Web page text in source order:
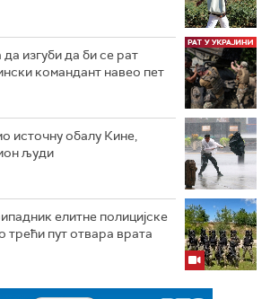
изгуби да би се рат
командант навео пет
источну обалу Кине,
људи
елитне полицијске
трећи пут отвара врата